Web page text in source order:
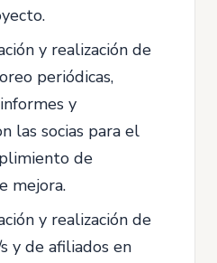
y realización de
periódicas,
y
las socias para el
de
mejora.
y realización de
y de afiliados en